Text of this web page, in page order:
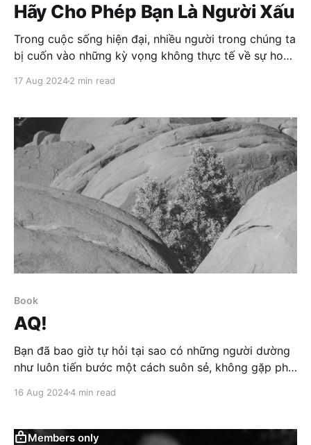
Hãy Cho Phép Bạn Là Người Xấu
Trong cuộc sống hiện đại, nhiều người trong chúng ta
bị cuốn vào những kỳ vọng không thực tế về sự hoàn
người toàn vẹn, xuất sắc về mọi mặt: thông minh,
17 Aug 20242 min read
Book
AQ!
Bạn đã bao giờ tự hỏi tại sao có những người dường
như luôn tiến bước một cách suôn sẻ, không gặp phải
khó khăn này đến khó khăn khác? Liệu họ có bí quyết
thách? Bạn đã từng nghe đến AQ chưa?
16 Aug 20244 min read
Members only